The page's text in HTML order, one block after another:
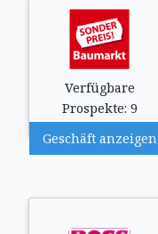
Verfügbare
Prospekte: 9
Geschäft anzeigen